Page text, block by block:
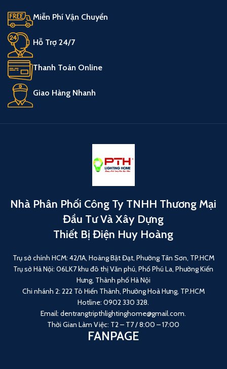
Miễn Phí Vận Chuyển
Hỗ Trợ 24/7
Thanh Toán Online
Giao Hàng Nhanh
Nhà Phân Phối Công Ty TNHH Thương Mại
Đầu Tư Và Xây Dựng
Thiết Bị Điện Huy Hoàng
Trụ sở chính HCM: 42/1A, Hoàng Bật Đạt, Phường Tân Sơn, TP.HCM
Trụ sở Hà Nội: 06LK7 khu đô thị Văn phú, Phố Phú La, Phường Kiến
Hưng, Thành phố Hà Nội
Chi nhánh 2: 222 Tô Hiến Thành, Phường Hoà Hưng, TP.HCM
Hotline: 0902 330 328.
Email: dentrangtripthlightinghome@gmail.com.
Thời Gian Làm Việc: T2 – T7 / 8:00 – 17:00
FANPAGE